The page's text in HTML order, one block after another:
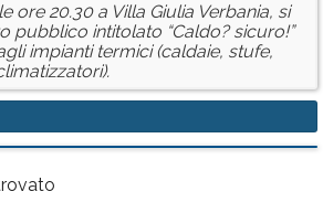
ore 20.30 a Villa Giulia Verbania, si
pubblico intitolato “Caldo? sicuro!”
impianti termici (caldaie, stufe,